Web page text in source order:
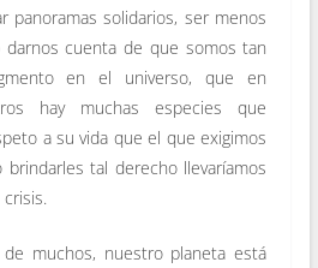
panoramas solidarios, ser menos
cuenta de que somos tan
en el universo, que en
hay muchas especies que
a su vida que el que exigimos
tal derecho llevaríamos
muchos, nuestro planeta está